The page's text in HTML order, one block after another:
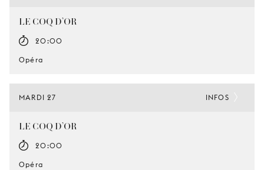
LE COQ D’OR
20:00
Opéra
MARDI 27
LE COQ D’OR
20:00
Opéra
INFOS